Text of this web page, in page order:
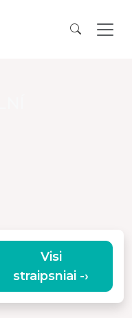
Visi
straipsniai -›